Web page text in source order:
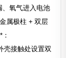
、氧气进入电池
属极柱 + 双层
壳接触处设置双